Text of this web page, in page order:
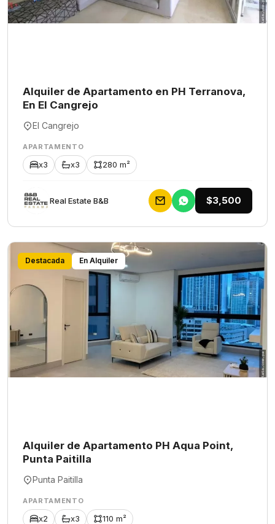
Alquiler de Apartamento en PH Terranova,
En El Cangrejo
El Cangrejo
APARTAMENTO
x3 x3 280 m²
Rеаl Еstаtе В&В $3,500
Destacada En Alquiler
Alquiler de Apartamento PH Aqua Point,
Punta Paitilla
Punta Paitilla
APARTAMENTO
x2 x3 110 m²